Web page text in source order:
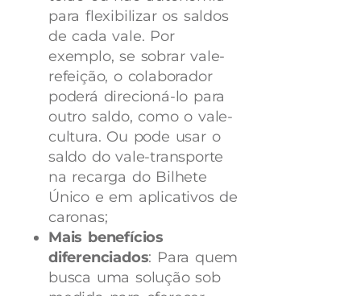
para flexibilizar os saldos
de cada vale. Por
exemplo, se sobrar vale-
refeição, o colaborador
poderá direcioná-lo para
outro saldo, como o vale-
cultura. Ou pode usar o
saldo do vale-transporte
na recarga do Bilhete
Único e em aplicativos de
caronas;
Mais benefícios
diferenciados: Para quem
busca uma solução sob